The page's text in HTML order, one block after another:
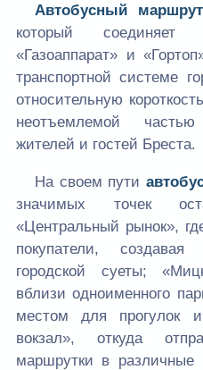
Автобусный
который соединяет
«Газоаппарат» и
транспортной системе
относительную
неотъемлемой
жителей и гостей Бреста.
На своем пути
значимых точек
«Центральный рынок»,
покупатели,
городской суеты;
вблизи одноименного
местом для прогулок
вокзал», откуда
маршрутки в различные